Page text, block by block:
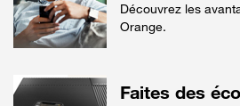
Découvrez les
Orange.
Faites des